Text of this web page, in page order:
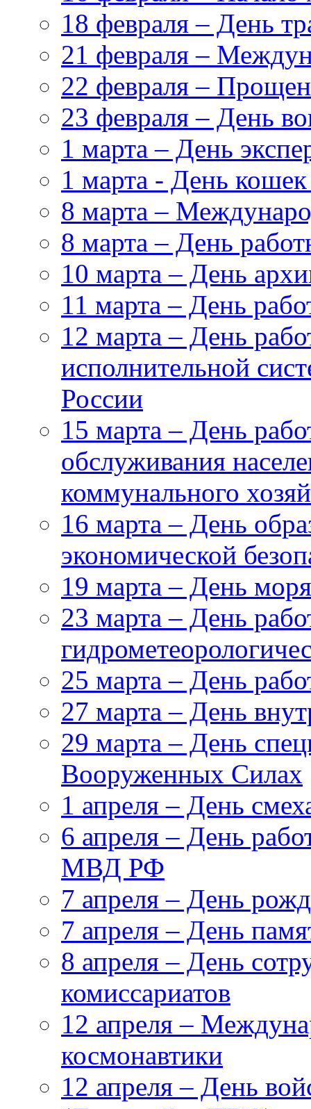
18 февраля – День
21 февраля –
22 февраля –
23 февраля – День
1 марта – День
1 марта - День
8 марта –
8 марта – День
10 марта – День
11 марта – День
12 марта – День
исполнительной
России
15 марта – День
обслуживания
коммунального
16 марта – День
экономической
19 марта – День
23 марта – День
25 марта – День
27 марта – День
29 марта – День
Вооруженных Силах
1 апреля – День
6 апреля – День
МВД РФ
7 апреля – День
7 апреля – День
8 апреля – День
комиссариатов
12 апреля –
космонавтики
12 апреля – День